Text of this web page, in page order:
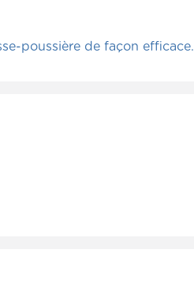
poussière de façon efficace.